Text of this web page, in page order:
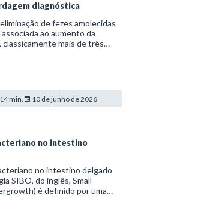
diagnóstica
de fezes amolecidas
ao aumento da
mais de três
fezes costuma s
14 min. 10 de junho de 2026
no intestino
no intestino delgado
SIBO, do inglês, Small
é definido por uma